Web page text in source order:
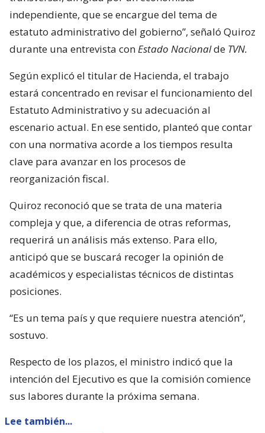
independiente, que se encargue del tema de
estatuto administrativo del gobierno”, señaló Quiroz
durante una entrevista conEstado Nacionalde TVN.
Según explicó el titular de Hacienda, el trabajo
estará concentrado en revisar el funcionamiento del
Estatuto Administrativo y su adecuación al
escenario actual. En ese sentido, planteó que contar
con una normativa acorde a los tiempos resulta
clave para avanzar en los procesos de
reorganización fiscal.
Quiroz reconoció que se trata de una materia
compleja y que, a diferencia de otras reformas,
requerirá un análisis más extenso. Para ello,
anticipó que se buscará recoger la opinión de
académicos y especialistas técnicos de distintas
posiciones.
“Es un tema país y que requiere nuestra atención”,
sostuvo.
Respecto de los plazos, el ministro indicó que la
intención del Ejecutivo es que la comisión comience
sus labores durante la próxima semana.
Lee también...